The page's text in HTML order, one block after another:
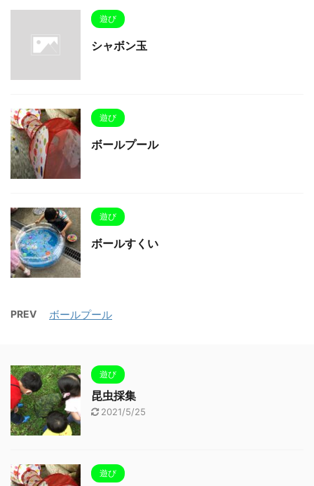
遊び
シャボン玉
遊び
ボールプール
遊び
ボールすくい
PREV ボールプール
遊び
昆虫採集
2021/5/25
遊び